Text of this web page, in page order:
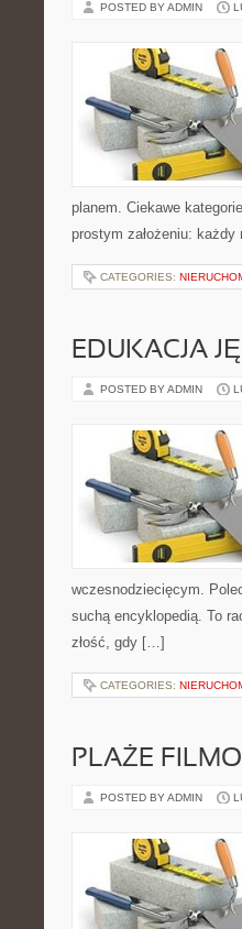
POSTED BY ADMIN
planem. Ciekawe
prostym założeniu:
CATEGORIES:
EDUKACJA
POSTED BY ADMIN
wczesnodziecięcym.
suchą encyklopedią. To
złość, gdy […]
CATEGORIES:
PLAŻE
POSTED BY ADMIN